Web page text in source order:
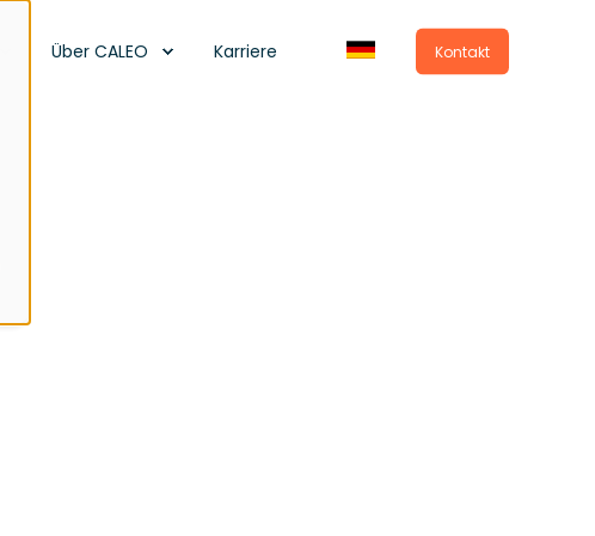
Über CALEO Karriere Kontakt